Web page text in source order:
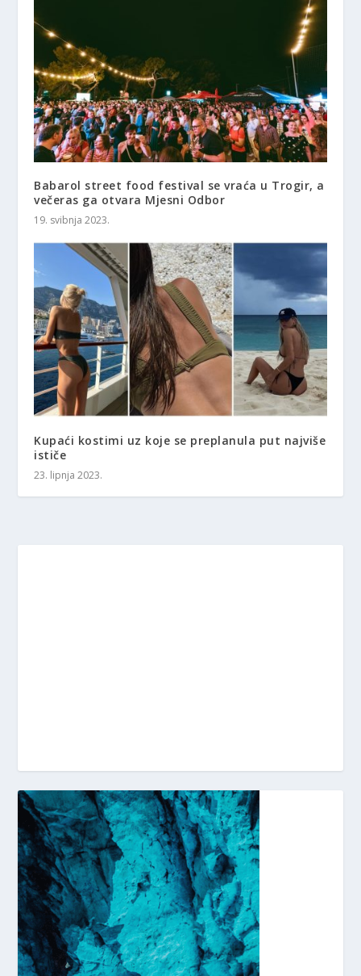
Babarol street food festival se vraća u Trogir, a
večeras ga otvara Mjesni Odbor
19. svibnja 2023.
Kupaći kostimi uz koje se preplanula put najviše
ističe
23. lipnja 2023.